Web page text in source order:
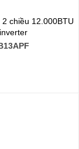
chiều 12.000BTU
inverter